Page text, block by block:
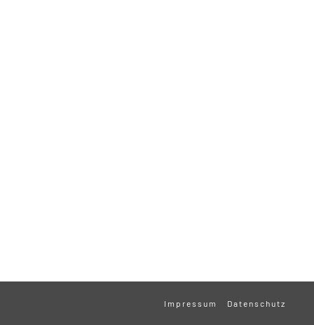
Impressum Datenschutz